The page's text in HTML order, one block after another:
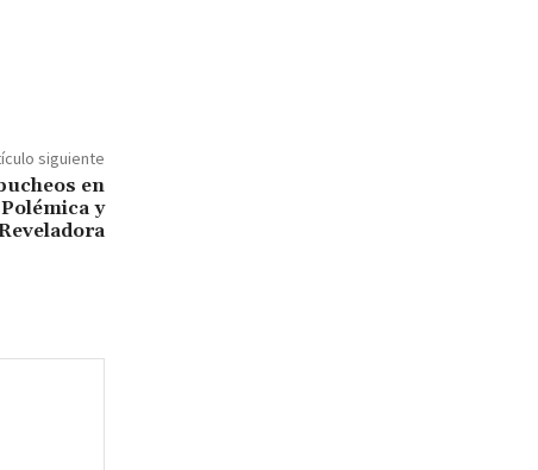
siguiente
en
y